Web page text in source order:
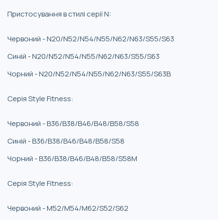
Пристосування в стилі серії N:
Червоний - N20/N52/N54/N55/N62/N63/S55/S63
Синій - N20/N52/N54/N55/N62/N63/S55/S63
Чорний - N20/N52/N54/N55/N62/N63/S55/S63B
Серія Style Fitness:
Червоний - B36/B38/B46/B48/B58/S58
Синій - B36/B38/B46/B48/B58/S58
Чорний - B36/B38/B46/B48/B58/S58M
Серія Style Fitness:
Червоний - M52/M54/M62/S52/S62